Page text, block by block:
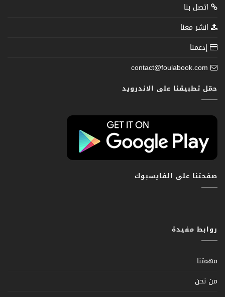
اتصل بنا
انشر معنا
إدعمنا
contact@foulabook.com
حمّل تطبيقنا على الاندرويد
صفحتنا على الفايسبوك
روابط مفيدة
مهمتنا
من نحن